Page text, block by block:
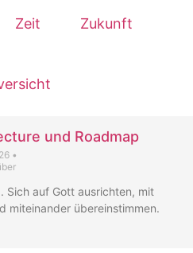
Zeit Zukunft
und Roadmap
•
Sich auf Gott ausrichten, mit
miteinander übereinstimmen.